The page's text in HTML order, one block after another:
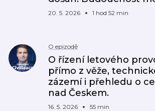
20. 5. 2026 1 hod 52 min
O epizodě
O řízení letového
přímo z věže,
zázemí i přehledu o
nad Českem.
16. 5. 2026 55 min